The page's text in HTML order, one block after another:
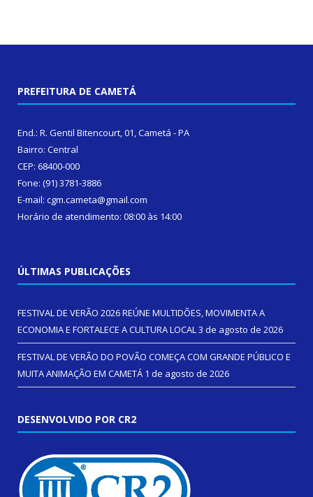
PREFEITURA DE CAMETÁ
End.: R. Gentil Bitencourt, 01, Cametá - PA
Bairro: Central
CEP: 68400-000
Fone: (91) 3781-3886
E-mail: cgm.cameta@gmail.com
Horário de atendimento: 08:00 às 14:00
ÚLTIMAS PUBLICAÇÕES
FESTIVAL DE VERÃO 2026 REÚNE MULTIDÕES, MOVIMENTA A
ECONOMIA E FORTALECE A CULTURA LOCAL3 de agosto de 2026
FESTIVAL DE VERÃO DO POVÃO COMEÇA COM GRANDE PÚBLICO E
MUITA ANIMAÇÃO EM CAMETÁ 1 de agosto de 2026
DESENVOLVIDO POR CR2